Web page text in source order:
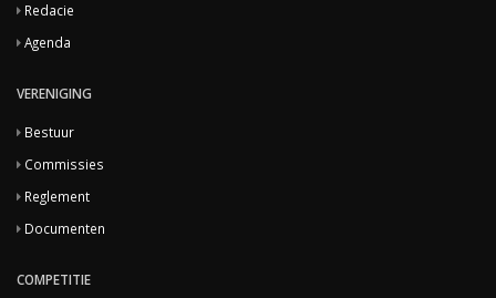
Redacie
Agenda
VERENIGING
Bestuur
Commissies
Reglement
Documenten
COMPETITIE